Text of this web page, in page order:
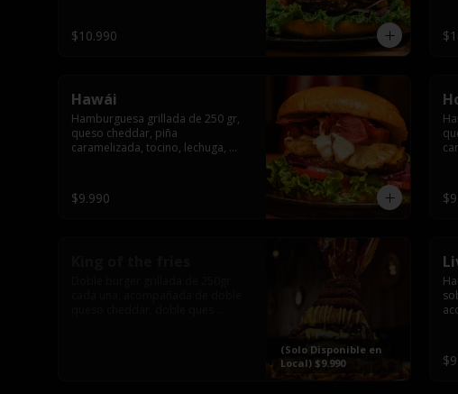
$10.990
Hawái
Hamburguesa grillada de 250 gr,
queso cheddar, piña
caramelizada, tocino, lechuga,
$9.990
(Solo Disponible en
Local) $9.990